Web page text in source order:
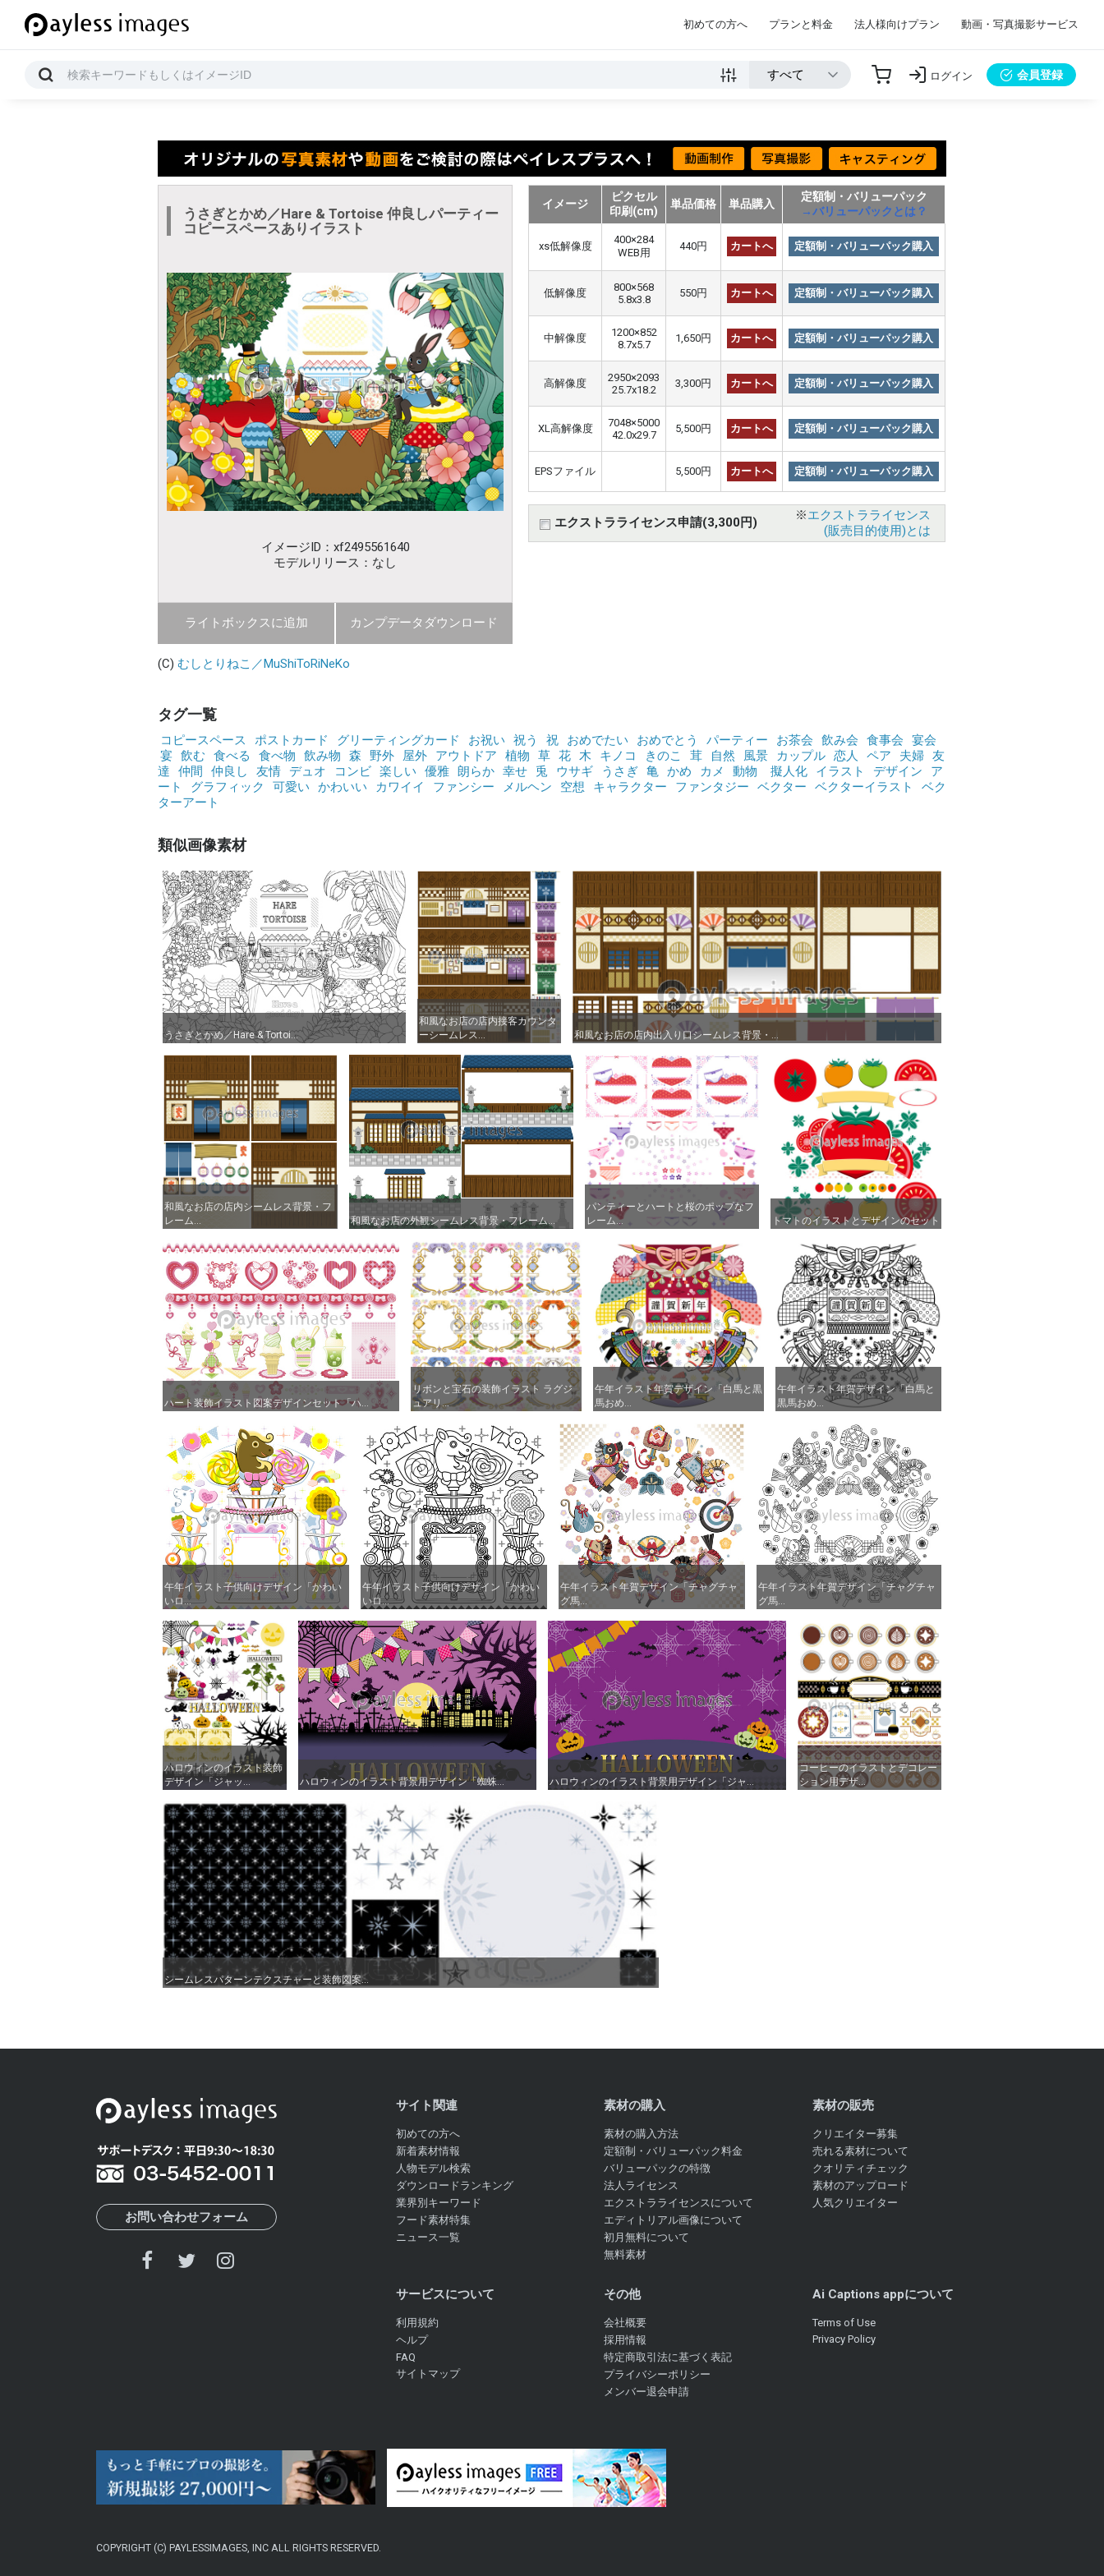
初めての方へ プランと料金 法人様向けプラン 動画・写真撮影サービス
ログイン 会員登録
うさぎとかめ／Hare & Tortoise 仲良しパーティー
コピースペースありイラスト
イメージID：xf2495561640
モデルリリース：なし
ライトボックスに追加 カンプデータダウンロード
イメージ
ピクセル
印刷(cm)
単品価格 単品購入
定額制・バリューパック
→バリューパックとは？
xs低解像度
400×284
WEB用
440円 カートへ 定額制・バリューパック購入
低解像度
800×568
5.8x3.8
550円 カートへ 定額制・バリューパック購入
中解像度
1200×852
8.7x5.7
1,650円 カートへ 定額制・バリューパック購入
高解像度
2950×2093
25.7x18.2
3,300円 カートへ 定額制・バリューパック購入
XL高解像度
7048×5000
42.0x29.7
5,500円 カートへ 定額制・バリューパック購入
EPSファイル 5,500円 カートへ 定額制・バリューパック購入
エクストラライセンス申請(3,300円) ※エクストラライセンス
(販売目的使用)とは
(C) むしとりねこ／MuShiToRiNeKo
タグ一覧
コピースペース ポストカード グリーティングカード お祝い 祝う 祝 おめでたい おめでとう パーティー お茶会 飲み会 食事会
宴会
宴
飲む 食べる 食べ物 飲み物 森 野外 屋外 アウトドア 植物 草 花 木 キノコ きのこ 茸 自然 風景 カップル 恋人 ペア 夫婦 友
達
仲間 仲良し 友情 デュオ コンビ 楽しい 優雅 朗らか 幸せ 兎 ウサギ うさぎ 亀 かめ カメ 動物 擬人化 イラスト デザイン
ア
ート
グラフィック 可愛い かわいい カワイイ ファンシー メルヘン 空想 キャラクター ファンタジー ベクター ベクターイラスト
ベク
ターアート
類似画像素材
うさぎとかめ／Hare & Tortoi...
うさぎとかめ／Hare & Tortoi...
和風なお店の店内接客カウンタ
ーシームレス...
和風なお店の店内接客カウンタ
ーシームレス...
和風なお店の店内出入り口シームレス背景・...
和風なお店の店内出入り口シームレス背景・...
和風なお店の店内シームレス背景・フ
レーム...
和風なお店の店内シームレス背景・フ
レーム...
和風なお店の外観シームレス背景・フレーム...
和風なお店の外観シームレス背景・フレーム...
パンティーとハートと桜のポップなフ
レーム...
パンティーとハートと桜のポップなフ
レーム...
トマトのイラストとデザインのセット
トマトのイラストとデザインのセット
ハート装飾イラスト図案デザインセット「ハ...
ハート装飾イラスト図案デザインセット「ハ...
リボンと宝石の装飾イラスト ラグジ
ュアリ...
リボンと宝石の装飾イラスト ラグジ
ュアリ...
午年イラスト年賀デザイン「白馬と黒
馬おめ...
午年イラスト年賀デザイン「白馬と黒
馬おめ...
午年イラスト年賀デザイン「白馬と
黒馬おめ...
午年イラスト年賀デザイン「白馬と
黒馬おめ...
午年イラスト子供向けデザイン「かわい
いロ...
午年イラスト子供向けデザイン「かわい
いロ...
午年イラスト子供向けデザイン「かわい
いロ...
午年イラスト子供向けデザイン「かわい
いロ...
午年イラスト年賀デザイン「チャグチャ
グ馬...
午年イラスト年賀デザイン「チャグチャ
グ馬...
午年イラスト年賀デザイン「チャグチャ
グ馬...
午年イラスト年賀デザイン「チャグチャ
グ馬...
ハロウィンのイラスト装飾
デザイン「ジャッ...
ハロウィンのイラスト装飾
デザイン「ジャッ...
ハロウィンのイラスト背景用デザイン「蜘蛛...
ハロウィンのイラスト背景用デザイン「蜘蛛... ハロウィンのイラスト背景用デザイン「ジャ...
ハロウィンのイラスト背景用デザイン「ジャ...
コーヒーのイラストとデコレー
ション用デザ...
コーヒーのイラストとデコレー
ション用デザ...
シームレスパターンテクスチャーと装飾図案...
シームレスパターンテクスチャーと装飾図案...
お問い合わせフォーム
サイト関連
初めての方へ
新着素材情報
人物モデル検索
ダウンロードランキング
業界別キーワード
フード素材特集
ニュース一覧
素材の購入
素材の購入方法
定額制・バリューパック料金
バリューパックの特徴
法人ライセンス
エクストラライセンスについて
エディトリアル画像について
初月無料について
無料素材
素材の販売
クリエイター募集
売れる素材について
クオリティチェック
素材のアップロード
人気クリエイター
サービスについて
利用規約
ヘルプ
FAQ
サイトマップ
その他
会社概要
採用情報
特定商取引法に基づく表記
プライバシーポリシー
メンバー退会申請
Ai Captions appについて
Terms of Use
Privacy Policy
COPYRIGHT (C) PAYLESSIMAGES, INC ALL RIGHTS RESERVED.